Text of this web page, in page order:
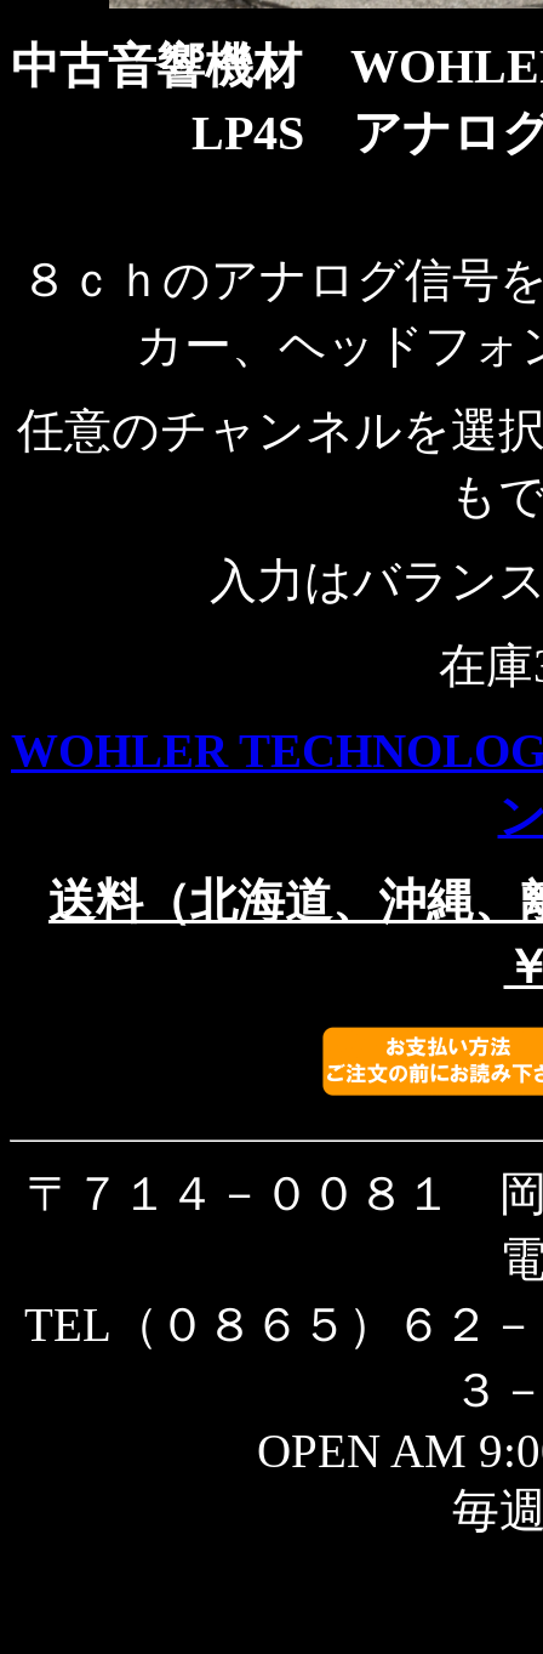
中古音響機材
LP4S アナロ
８ｃｈのアナログ信号
カー、ヘッドフ
任意のチャンネルを選
も
入力はバラン
在
WOHLER
送料（北海道、沖縄
〒７１４－００８１
TEL（０８６５）６２
３
OPEN AM
毎